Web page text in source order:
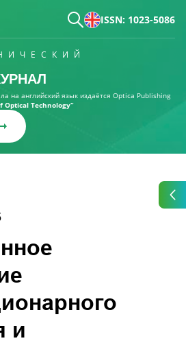
ISSN: 1023-5086
на английский язык издаётся Optica Publishing
Optical Technology“
и